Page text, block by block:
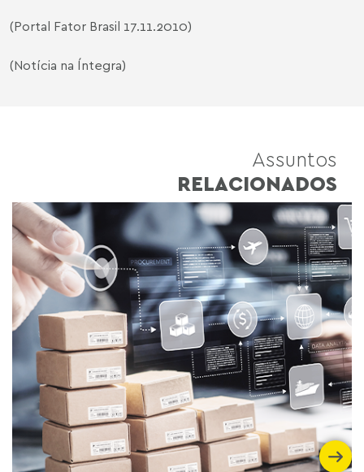
(Portal Fator Brasil 17.11.2010)
(Notícia na Íntegra)
Assuntos
RELACIONADOS